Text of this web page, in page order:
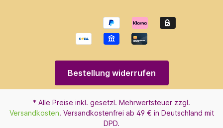
Bestellung widerrufen
* Alle Preise inkl. gesetzl. Mehrwertsteuer zzgl.
Versandkosten. Versandkostenfrei ab 49 € in Deutschland mit
DPD.